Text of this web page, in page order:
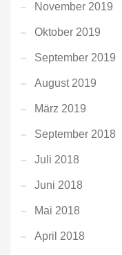
November 2019
Oktober 2019
September 2019
August 2019
März 2019
September 2018
Juli 2018
Juni 2018
Mai 2018
April 2018